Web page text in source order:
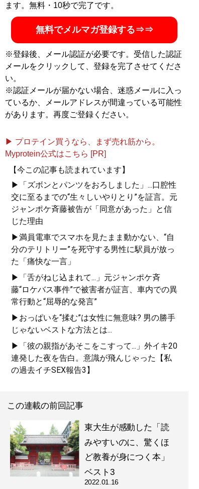
ない「省エネスタイルの勉強法」などを伝える。
MENSA会員。（Xアカウント:
@Temma_Fusegawa
目標達成のための最短ル
ート、最小コストの具体
的な方法が満載
『人生を切りひらく 最高
週3バイトしながら東大に
『東大合格はいくらで買
えるか？ 』
記事一覧へ
ます。無料・10秒で完了です。
無料でメルマガ登録する⇒⇒
※登録後、メール認証が必要です。受信した認証
メールをクリックして、登録を完了させてくださ
い。
※認証メールが届かない場合、迷惑メールに入っ
ているか、メールアドレスが間違っている可能性
があります。再度ご登録ください。
▶ プロテイン買うなら、まず売れ筋から。
Myprotein公式はこちら [PR]
【今この記事も読まれています】
▶「ズボンとパンツをおろしました」...口腔性
交に至るまでの“生々しいやりとり”を証言。元
ジャンポケ斉藤被告が「同意があった」と信
じた理由
▶満員電車でスマホを見たまま動かない、“自
分のテリトリー”を死守する男性に駅員が放っ
た「痛快な一言」
▶「舌がねじ込まれて...」元ジャンポケ斉
藤“ロケバス事件”で被害者が証言、車内での異
常行動と“屈辱的な発言”
▶おっぱいを“揉む”は女性に無意味? 男の勝手
じゃないベストな方法とは...
▶「彼の親指があそこをこすって...」外イキ20
連発した夜を告白。意識が飛んじゃった【私
の過去イチSEX報告3】
この連載の前回記事
東大生が感動した「読
みやすいのに、驚くほ
ど教養が身につく本」
ベスト3
2022.01.16